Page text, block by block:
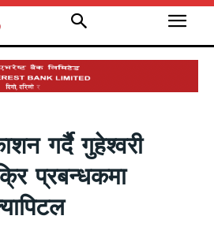
गर्दै गुहेश्वरी
प्रबन्धकमा